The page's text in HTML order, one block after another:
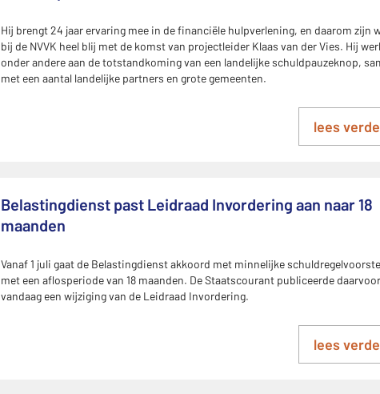
Hij brengt 24 jaar ervaring mee in de financiële hulpverlening, en daarom zijn
bij de NVVK heel blij met de komst van projectleider Klaas van der Vies. Hij
onder andere aan de totstandkoming van een landelijke schuldpauzeknop,
met een aantal landelijke partners en grote gemeenten.
lees
Belastingdienst past Leidraad Invordering aan naar 18
maanden
Vanaf 1 juli gaat de Belastingdienst akkoord met minnelijke
met een aflosperiode van 18 maanden. De Staatscourant publiceerde daarvoor
vandaag een wijziging van de Leidraad Invordering.
lees